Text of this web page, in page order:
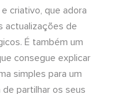
criativo, que adora
actualizações de
É também um
consegue explicar
simples para um
partilhar os seus